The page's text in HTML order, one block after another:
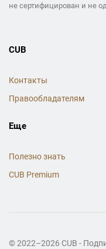
не сертифицирован и не
CUB
Контакты
Правообладателям
Еще
Полезно знать
CUB Premium
© 2022–2026 CUB -